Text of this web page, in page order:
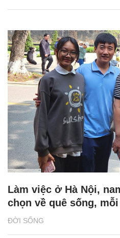
ĐỜI SỐNG
Làm việc ở Hà Nội,
chọn về quê sống,